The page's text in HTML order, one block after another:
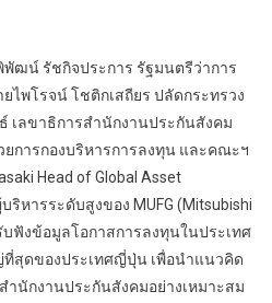
พัฒน์ รัชกิจประการ รัฐมนตรีว่าการ
ไพโรจน์ โชติกเสถียร ปลัดกระทรวง
เลขาธิการสำนักงานประกันสังคม
การกองบริหารการลงทุน และคณะฯ
Head of Global Asset
ริหารระดับสูงของ MUFG (Mitsubishi
บฟังข้อมูลโอกาสการลงทุนในประเทศ
สุดของประเทศญี่ปุ่น เพื่อนำแนวคิด
นักงานประกันสังคมอย่างเหมาะสม